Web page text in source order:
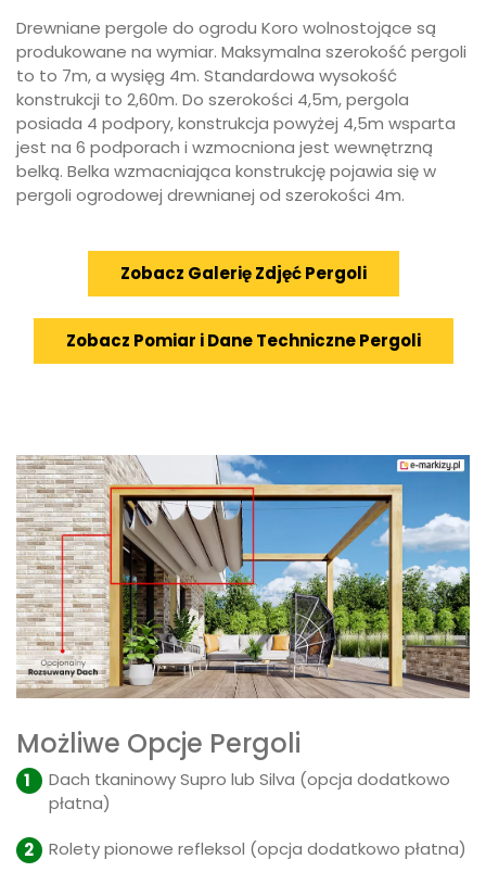
Drewniane pergole do ogrodu Koro wolnostojące są
produkowane na wymiar. Maksymalna szerokość pergoli
to to 7m, a wysięg 4m. Standardowa wysokość
konstrukcji to 2,60m. Do szerokości 4,5m, pergola
posiada 4 podpory, konstrukcja powyżej 4,5m wsparta
jest na 6 podporach i wzmocniona jest wewnętrzną
belką. Belka wzmacniająca konstrukcję pojawia się w
pergoli ogrodowej drewnianej od szerokości 4m.
Zobacz Galerię Zdjęć Pergoli
Zobacz Pomiar i Dane Techniczne Pergoli
Możliwe Opcje Pergoli
Dach tkaninowy Supro lub Silva (opcja dodatkowo
płatna)
Rolety pionowe refleksol (opcja dodatkowo płatna)